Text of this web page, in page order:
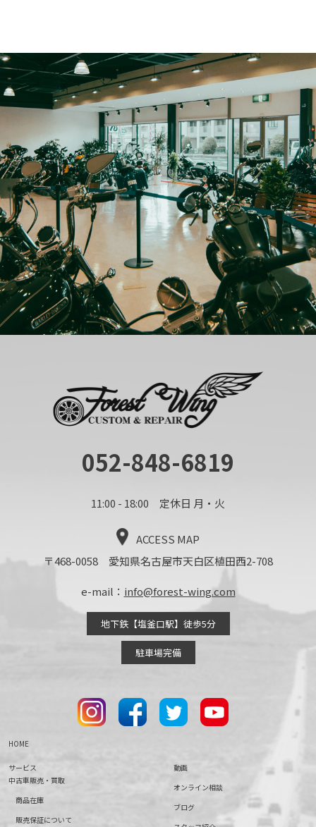
052-848-6819
11:00 - 18:00 定休日 月・火
ACCESS MAP
〒468-0058 愛知県名古屋市天白区植田西2-708
e-mail： info@forest-wing.com
地下鉄【塩釜口駅】徒歩5分
駐車場完備
HOME
サービス
中古車販売・買取
商品在庫
販売保証について
動画
オンライン相談
ブログ